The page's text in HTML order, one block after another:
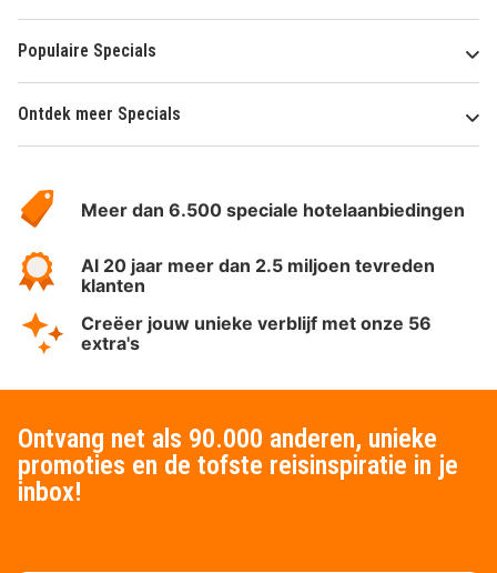
Populaire Specials
Ontdek meer Specials
HotelSpecials
Meer dan 6.500 speciale hotelaanbiedingen
Al 20 jaar meer dan 2.5 miljoen tevreden
klanten
Creëer jouw unieke verblijf met onze 56
extra's
Ontvang net als 90.000 anderen, unieke
promoties en de tofste reisinspiratie in je
inbox!